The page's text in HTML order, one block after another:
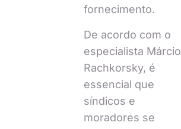
fornecimento.
De acordo com o
especialista Márcio
Rachkorsky, é
essencial que
síndicos e
moradores se